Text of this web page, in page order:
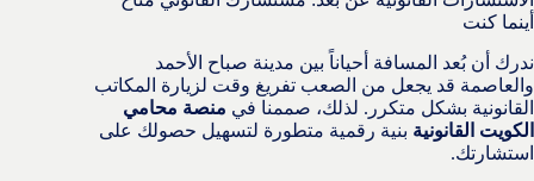
أينما كنت
ندرك أن بُعد المسافة أحياناً بين مدينة صباح الأحمد
والعاصمة قد يجعل من الصعب تفريغ وقت لزيارة المكاتب
القانونية بشكل متكرر. لذلك، صممنا في منصة محامي
الكويت القانونية بنية رقمية متطورة لتسهيل حصولك على
استشارتك.